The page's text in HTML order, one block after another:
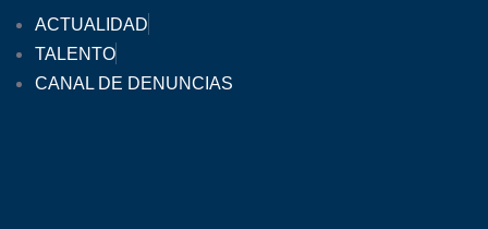
ACTUALIDAD
TALENTO
CANAL DE DENUNCIAS